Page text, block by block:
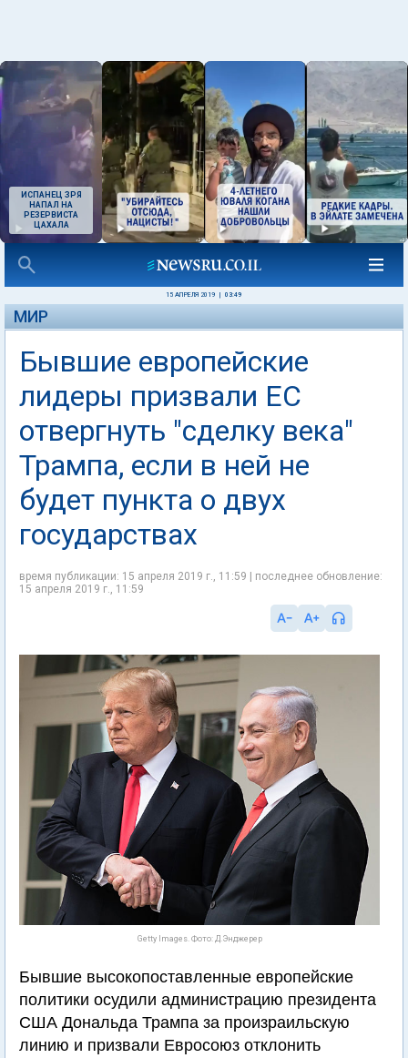
ИСПАНЕЦ ЗРЯ
НАПАЛ НА
РЕЗЕРВИСТА
ЦАХАЛА
15 АПРЕЛЯ 2019 03:49
МИР
Бывшие европейские
лидеры призвали ЕС
отвергнуть "сделку века"
Трампа, если в ней не
будет пункта о двух
государствах
время публикации: 15 апреля 2019 г., 11:59 | последнее обновление:
15 апреля 2019 г., 11:59
Getty Images. Фото: Д.Энджерер
Бывшие высокопоставленные европейские
политики осудили администрацию президента
США Дональда Трампа за произраильскую
линию и призвали Евросоюз отклонить